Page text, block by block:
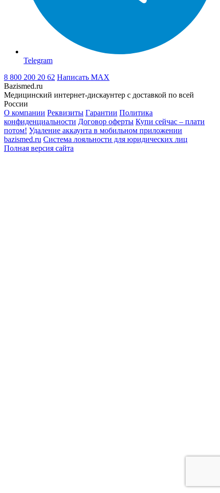
Telegram
8 800 200 20 62 Написать MAX
Bazismed.ru
Медицинский интернет-дискаунтер с доставкой по всей
России
О компании Реквизиты Гарантии Политика
конфиденциальности Договор оферты Купи сейчас – плати
потом! Удаление аккаунта в мобильном приложении
bazismed.ru Система лояльности для юридических лиц
Полная версия сайта